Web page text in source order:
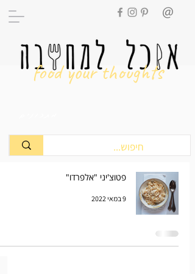
food your thoughts
פטוצ'יני "אלפרדו"
9 במאי 2022